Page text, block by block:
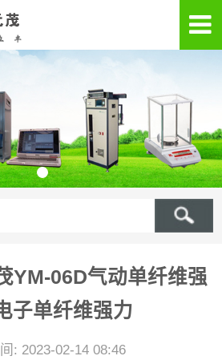
YM-06D气动单纤维强
子单纤维强力
: 2023-02-14 08:46